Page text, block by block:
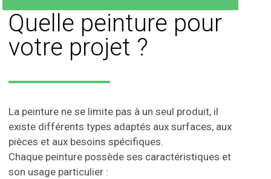
Quelle peinture pour
votre projet ?
La peinture ne se limite pas à un seul produit, il
existe différents types adaptés aux surfaces, aux
pièces et aux besoins spécifiques.
Chaque peinture possède ses caractéristiques et
son usage particulier :